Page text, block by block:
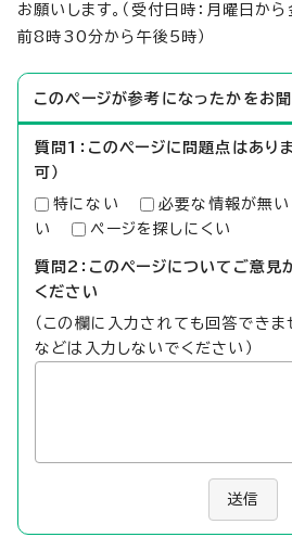
お願いします。（受付日時：月曜日から
前8時30分から午後5時）
このページが参考になったかをお聞
質問1：このページに問題点はあり
可）
特にない 必要な情報が無い
い
ページを探しにくい
質問2：このページについてご意見
ください
（この欄に入力されても回答できま
などは入力しないでください）
送信